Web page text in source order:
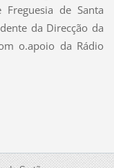
de Santa
da Direcção da
o.apoio da Rádio